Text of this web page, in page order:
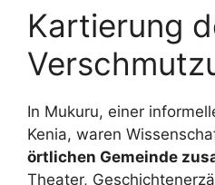
Kartierung
In Mukuru, einer
Kenia, waren
örtlichen Gemeinde
Theater,